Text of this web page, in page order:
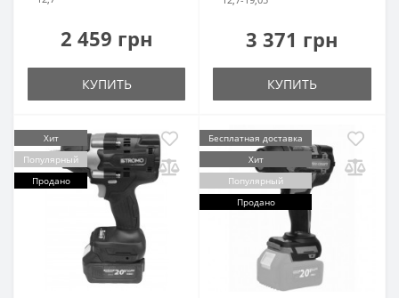
2 459 грн
КУПИТЬ
3 371 грн
КУПИТЬ
Хит
Популярный
Продано
Бесплатная доставка
Хит
Популярный
Продано